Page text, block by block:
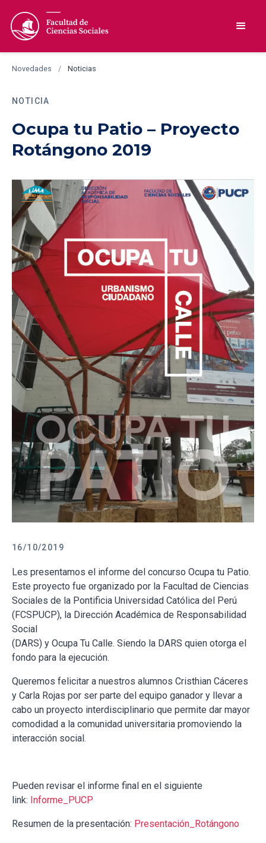
Novedades / Noticias
NOTICIA
Ocupa tu Patio – Proyecto
Rotángono 2019
16/10/2019
Les presentamos el informe del concurso Ocupa tu Patio.
Este proyecto fue organizado por la Facultad de Ciencias
Sociales de la Pontificia Universidad Católica del Perú
(FCSPUCP), la Dirección Académica de Responsabilidad
Social
(DARS) y Ocupa Tu Calle. Siendo la DARS quien otorga el
fondo para la ejecución.
Queremos felicitar a nuestros alumnos Cristhian Cáceres
y Carla Rojas por ser parte del equipo ganador y llevar a
cabo un proyecto interdisciplinario que permite dar mayor
comodidad a la comunidad universitaria promoviendo la
interacción social.
Pueden revisar el informe final en el siguiente
link: Informe_PUCP
Resumen de la presentación: Presentación_Rotángono